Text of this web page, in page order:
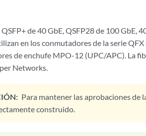
de 40 GbE, QSFP28 de 100
en los conmutadores de la serie
de enchufe MPO-12 (UPC/APC). La
Networks.
Para mantener las aprobaciones de
construido.